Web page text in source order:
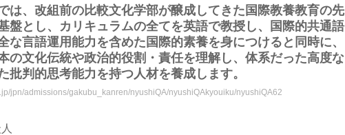
は、改組前の比較文化学部が醸成してきた国際教養教育の先
盤とし、カリキュラムの全てを英語で教授し、国際的共通語
な言語運用能力を含めた国際的素養を身につけると同時に、
の文化伝統や政治的役割・責任を理解し、体系だった高度な
批判的思考能力を持つ人材を養成します。
jpn/admissions/gakubu_kanren/nyushiQA/nyushiQAkyouiku/nyushiQA62